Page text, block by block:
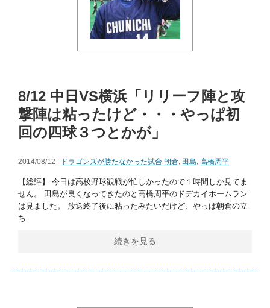
8/12 中日VS横浜「リリーフ陣と攻
撃陣は粘ったけど・・・やっぱ初
回の四球３つとかが」
2014/08/12 | ドラゴンズが勝たなかった試合 朝倉, 田島, 高橋周平
【総評】 今日は高校野球観戦が忙しかったので１時間しか見てま
せん。 田島が良くなってきたのと高橋周平のドデカイホームラン
は見ました。 放送終了後に粘ったみたいだけど、やっぱ朝倉の立
ち
続きを見る